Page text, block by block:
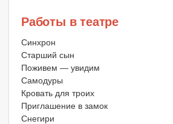
Работы в театре
Синхрон
Старший сын
Поживем — увидим
Самодуры
Кровать для троих
Приглашение в замок
Снегири